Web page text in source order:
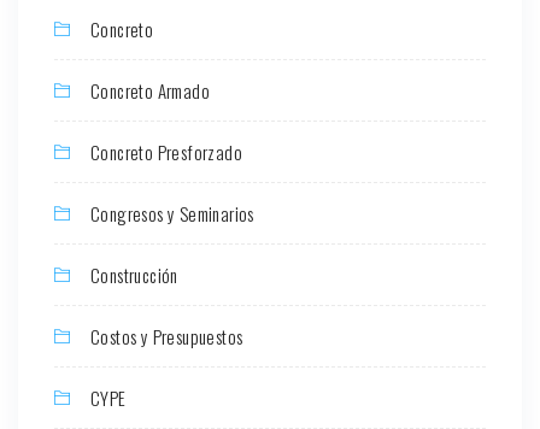
Concreto
Concreto Armado
Concreto Presforzado
Congresos y Seminarios
Construcción
Costos y Presupuestos
CYPE